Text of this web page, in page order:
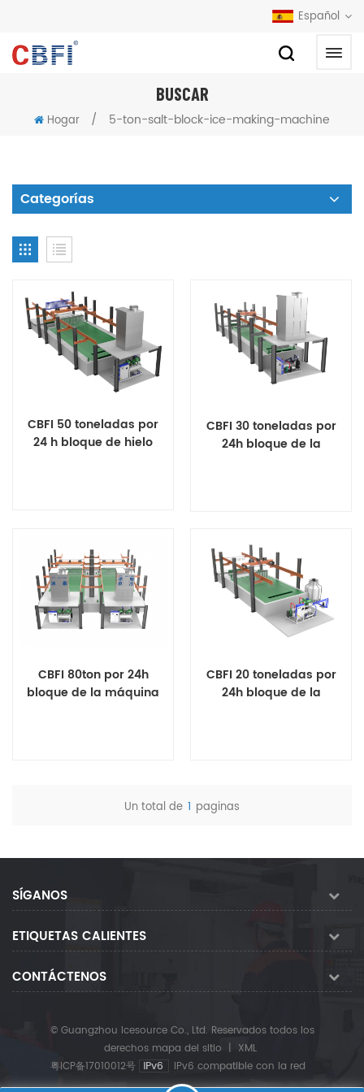
Español
BUSCAR
Hogar / 5-ton-salt-block-ice-making-machine
Categorías
CBFI 50 toneladas por
24 h bloque de hielo
Ver detalles
CBFI 30 toneladas por
24h bloque de la
Ver detalles
CBFI 80ton por 24h
bloque de la máquina
CBFI 20 toneladas por
24h bloque de la
Un total de 1 paginas
SÍGANOS
ETIQUETAS CALIENTES
CONTÁCTENOS
© Guangzhou Icesource Co., Ltd. Reservados todos los
derechos mapa del sitio | XML
粤ICP备17010012号
IPv6 compatible con la red